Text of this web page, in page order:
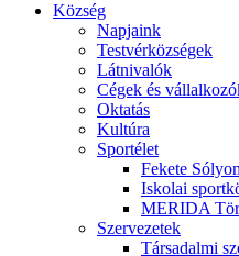
Község
Napjaink
Testvérközségek
Látnivalók
Cégek és
Oktatás
Kultúra
Sportélet
Fekete
Iskolai
MERIDA
Szervezetek
Társadalmi